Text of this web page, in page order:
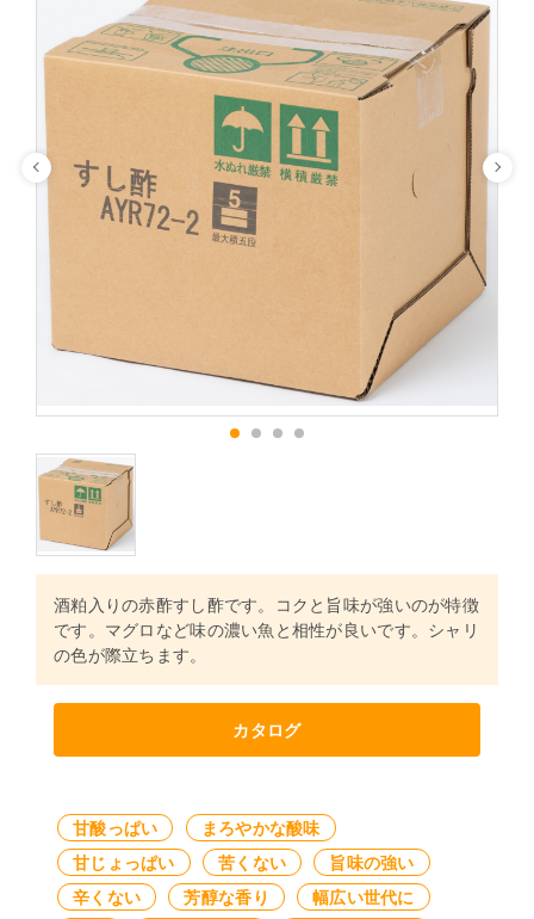
Previous
酒粕入りの赤酢すし酢です。コクと旨味が強いのが特徴
です。マグロなど味の濃い魚と相性が良いです。シャリ
の色が際立ちます。
カタログ
甘酸っぱい
まろやかな酸味
甘じょっぱい
苦くない
旨味の強い
辛くない
芳醇な香り
幅広い世代に